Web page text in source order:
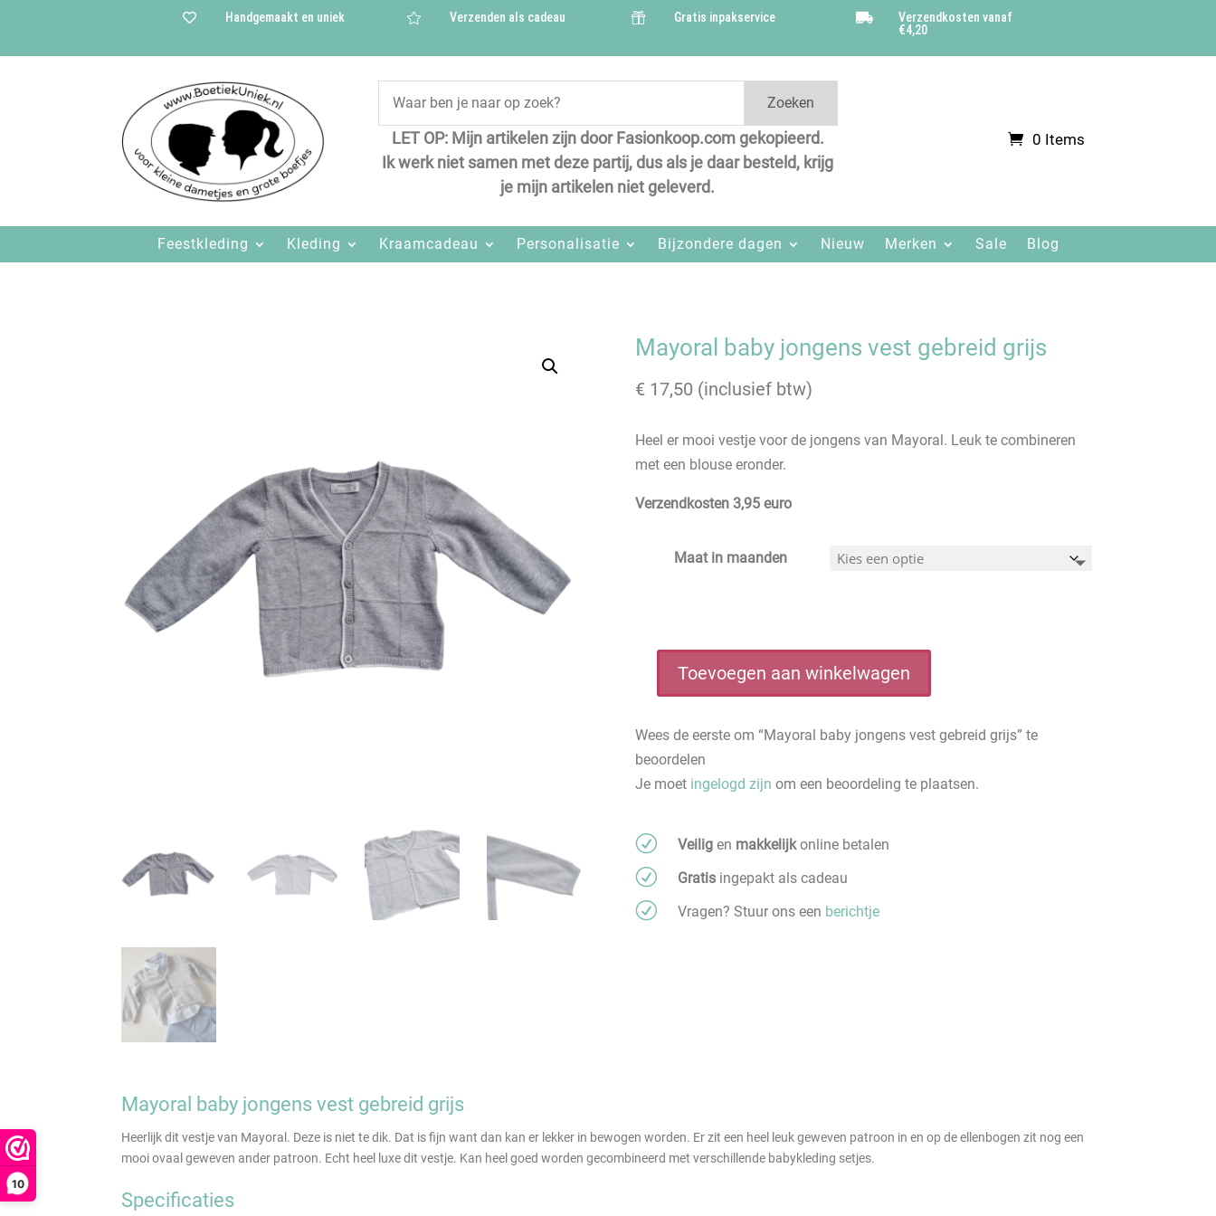
10
 Handgemaakt en uniek  Verzenden als cadeau  Gratis inpakservice 
Verzendkosten vanaf
€4,20
Zoeken
LET OP: Mijn artikelen zijn door Fasionkoop.com gekopieerd.
Ik werk niet samen met deze partij, dus als je daar besteld, krijg
je mijn artikelen niet geleverd.
0 Items
Feestkleding Kleding Kraamcadeau Personalisatie Bijzondere dagen Nieuw Merken Sale Blog
Mayoral baby jongens vest gebreid grijs
€ 17,50 (inclusief btw)
Heel er mooi vestje voor de jongens van Mayoral. Leuk te combineren
met een blouse eronder.
Verzendkosten 3,95 euro
Maat in maanden
Mayoral
baby
jongens
vest
gebreid
Toevoegen aan winkelwagen
Wees de eerste om “Mayoral baby jongens vest gebreid grijs” te
beoordelen
Je moet ingelogd zijn om een beoordeling te plaatsen.
R Veiligen makkelijkonline betalen
R Gratisingepakt als cadeau
R Vragen? Stuur ons een berichtje
Mayoral baby jongens vest gebreid grijs
Heerlijk dit vestje van Mayoral. Deze is niet te dik. Dat is fijn want dan kan er lekker in bewogen worden. Er zit een heel leuk geweven patroon in en op de ellenbogen zit nog een
mooi ovaal geweven ander patroon. Echt heel luxe dit vestje. Kan heel goed worden gecombineerd met verschillende babykleding setjes.
Specificaties